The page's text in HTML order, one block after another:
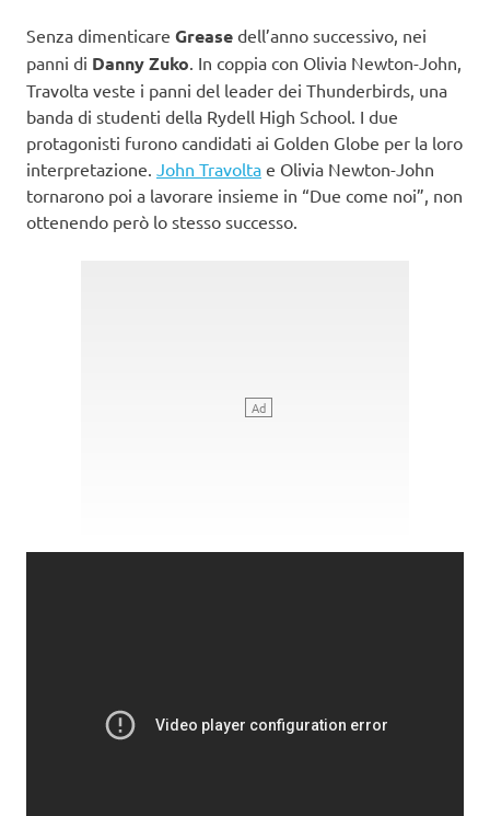
Senza dimenticare Grease dell’anno successivo, nei
panni di Danny Zuko . In coppia con Olivia Newton-John,
Travolta veste i panni del leader dei Thunderbirds, una
banda di studenti della Rydell High School. I due
protagonisti furono candidati ai Golden Globe per la loro
interpretazione.
John Travolta e Olivia Newton-John
tornarono poi a lavorare insieme in “Due come noi”, non
ottenendo però lo stesso successo.